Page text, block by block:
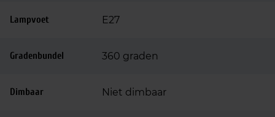
Lampvoet E27
Gradenbundel 360 graden
Dimbaar Niet dimbaar